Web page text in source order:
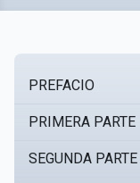
PREFACIO
PRIMERA PARTE
SEGUNDA